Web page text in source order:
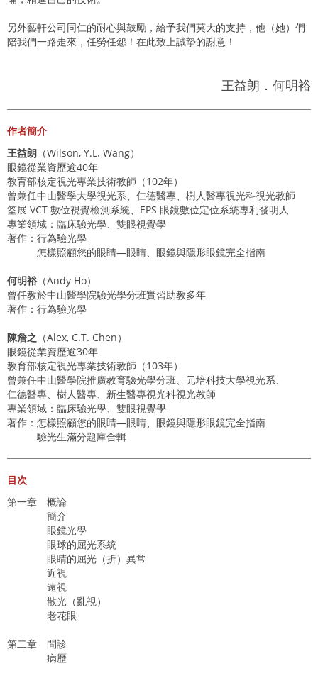
另外藝軒公司同仁的耐心與鼓勵，給予我們莫大的支持，他（她）們
陪我們一路走來，任勞任怨！在此致上誠摯的謝意！
王益朗．何明裕
作者簡介
王益朗 （Wilson, Y.L. Wang）
眼鏡從業資歷逾40年
教育部核定視光專業技術教師（102年）
曾兼任中山醫學大學視光系、仁德醫專、樹人醫專視光科視光教師
筌展 VCT 數位視覺檢測系統、EPS 眼鏡數位定位系統專利發明人
專業領域：臨床驗光學、雙眼視覺學
著作：行為驗光學
怎樣照顧您的眼睛—眼睛、眼鏡與隱形眼鏡完全指南
何明裕 （Andy Ho）
曾任教於中山醫學院驗光學分班實習助教多年
著作：行為驗光學
陳詹之 （Alex, C.T. Chen）
眼鏡從業資歷逾30年
教育部核定視光專業技術教師（103年）
曾兼任中山醫學院推廣教育驗光學分班、元培科技大學視光系、
仁德醫專、樹人醫專、新生醫專視光科視光教師
專業領域：臨床驗光學、雙眼視覺學
著作：怎樣照顧您的眼睛—眼睛、眼鏡與隱形眼鏡完全指南
驗光生滿分題庫合輯
目次
第一章 概論
簡介
眼鏡光學
眼球的屈光系統
眼睛的屈光（折）異常
近視
遠視
散光（亂視）
老花眼
第二章 問診
病歷